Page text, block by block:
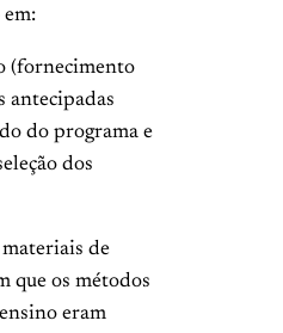
antecipadas
do programa e
dos
de
que os métodos
eram